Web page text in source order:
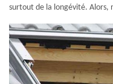
surtout de la longévité. Alors,